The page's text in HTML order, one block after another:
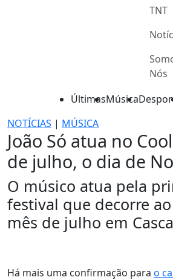
TNT
Nós
ÚltimasMúsica
NOTÍCIAS | MÚSICA
João Só atua no
de julho, o dia de
O músico atua pela
festival que decorre
mês de julho em
Há mais uma confirmação para o